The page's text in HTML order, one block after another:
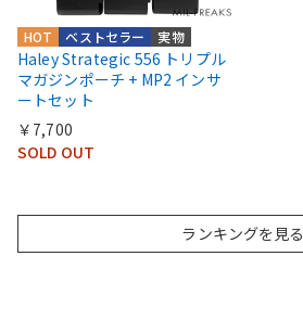
実物
ベストセラー
HOT
Haley Strategic 556 トリプル
マガジンポーチ + MP2 インサ
ートセット
￥7,700
SOLD OUT
ランキングを見る